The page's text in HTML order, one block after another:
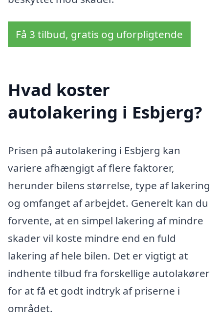
Få 3 tilbud, gratis og uforpligtende
Hvad koster
autolakering i Esbjerg?
Prisen på autolakering i Esbjerg kan
variere afhængigt af flere faktorer,
herunder bilens størrelse, type af lakering
og omfanget af arbejdet. Generelt kan du
forvente, at en simpel lakering af mindre
skader vil koste mindre end en fuld
lakering af hele bilen. Det er vigtigt at
indhente tilbud fra forskellige autolakører
for at få et godt indtryk af priserne i
området.